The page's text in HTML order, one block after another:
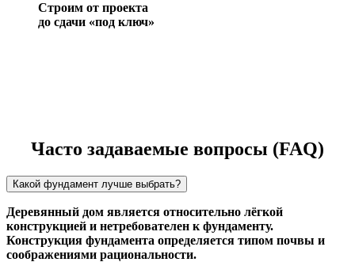
Строим от проекта
до сдачи «под ключ»
Часто задаваемые вопросы (FAQ)
Какой фундамент лучше выбрать?
Деревянный дом является относительно лёгкой
конструкцией и нетребователен к фундаменту.
Конструкция фундамента определяется типом почвы и
соображениями рациональности.